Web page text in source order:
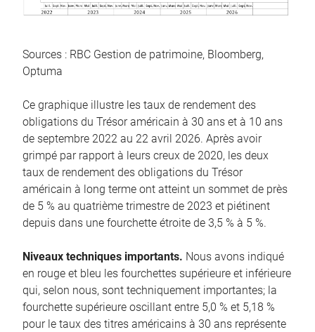
Sources : RBC Gestion de patrimoine, Bloomberg,
Optuma
Ce graphique illustre les taux de rendement des
obligations du Trésor américain à 30 ans et à 10 ans
de septembre 2022 au 22 avril 2026. Après avoir
grimpé par rapport à leurs creux de 2020, les deux
taux de rendement des obligations du Trésor
américain à long terme ont atteint un sommet de près
de 5 % au quatrième trimestre de 2023 et piétinent
depuis dans une fourchette étroite de 3,5 % à 5 %.
Niveaux techniques importants. Nous avons indiqué
en rouge et bleu les fourchettes supérieure et inférieure
qui, selon nous, sont techniquement importantes; la
fourchette supérieure oscillant entre 5,0 % et 5,18 %
pour le taux des titres américains à 30 ans représente